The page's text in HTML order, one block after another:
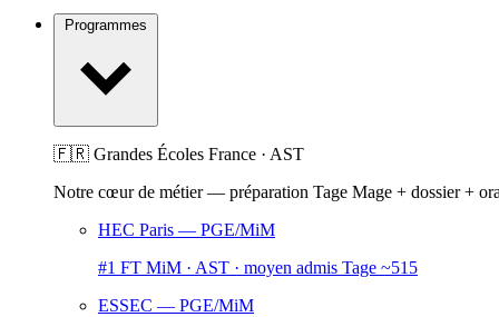
🇫🇷 Grandes Écoles France · AST
Notre cœur de métier — préparation Tage Mage + dossier +
HEC Paris — PGE/MiM
#1 FT MiM · AST · moyen admis Tage ~515
ESSEC — PGE/MiM